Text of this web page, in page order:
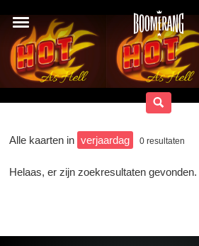
Alle kaarten in verjaardag 0 resultaten
Helaas, er zijn zoekresultaten gevonden.